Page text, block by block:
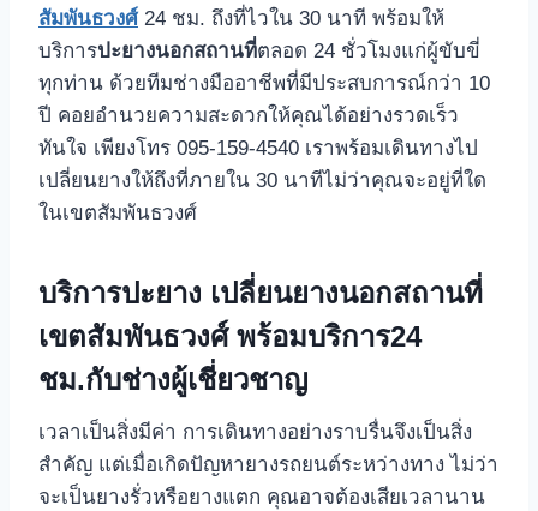
สัมพันธวงศ์ 24 ชม. ถึงที่ไวใน 30 นาที พร้อมให้
บริการปะยางนอกสถานที่ตลอด 24 ชั่วโมงแก่ผู้ขับขี่
ทุกท่าน ด้วยทีมช่างมืออาชีพที่มีประสบการณ์กว่า 10
ปี คอยอํานวยความสะดวกให้คุณได้อย่างรวดเร็ว
ทันใจ เพียงโทร 095-159-4540 เราพร้อมเดินทางไป
เปลี่ยนยางให้ถึงที่ภายใน 30 นาทีไม่ว่าคุณจะอยู่ที่ใด
ในเขตสัมพันธวงศ์
บริการปะยาง เปลี่ยนยางนอกสถานที่
เขตสัมพันธวงศ์ พร้อมบริการ24
ชม.กับช่างผู้เชี่ยวชาญ
เวลาเป็นสิ่งมีค่า การเดินทางอย่างราบรื่นจึงเป็นสิ่ง
สำคัญ แต่เมื่อเกิดปัญหายางรถยนต์ระหว่างทาง ไม่ว่า
จะเป็นยางรั่วหรือยางแตก คุณอาจต้องเสียเวลานาน